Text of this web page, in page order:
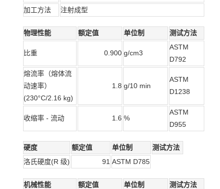
加工方法
注射成型
物理性能 额定值 单位制 测试方法
比重 0.900 g/cm3
ASTM
D792
熔流率（熔体流
动速率）
(230°C/2.16 kg)
1.8 g/10 min
ASTM
D1238
收缩率 - 流动 1.6 %
ASTM
D955
硬度 额定值 单位制
测试方法
洛氏硬度(R 级)
91 ASTM D785
机械性能 额定值 单位制 测试方法